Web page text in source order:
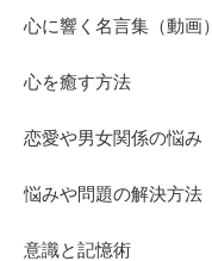
心に響く名言集（動画）
心を癒す方法
恋愛や男女関係の悩み
悩みや問題の解決方法
意識と記憶術